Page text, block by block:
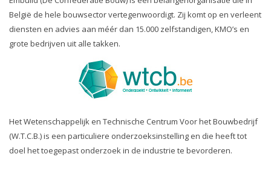
België de hele bouwsector vertegenwoordigt. Zij komt op en verleent
diensten en advies aan méér dan 15.000 zelfstandigen, KMO’s en
grote bedrijven uit alle takken.
Het Wetenschappelijk en Technische Centrum Voor het Bouwbedrijf
(W.T.C.B.) is een particuliere onderzoeksinstelling en die heeft tot
doel het toegepast onderzoek in de industrie te bevorderen.